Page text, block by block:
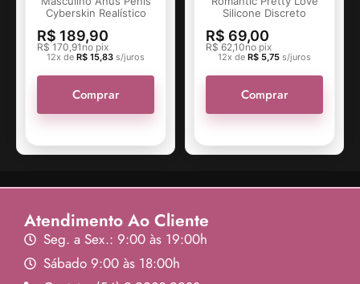
Cyberskin Realístico
R$ 189,90
R$170,91 no pix
12x de R$ 15,83 s/juros
Comprar
Silicone Discreto
R$ 69,00
R$62,10no pix
12x de R$5,75 s/juros
Comprar
Atendimento Ao Cliente
Seg. a Sex.: 9:00 às 19:00h
Sábado 9:00 às 18:00h